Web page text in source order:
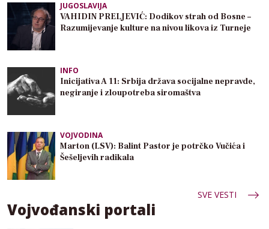
JUGOSLAVIJA
VAHIDIN PRELJEVIĆ: Dodikov strah od Bosne –
Razumijevanje kulture na nivou likova iz Turneje
INFO
Inicijativa A 11: Srbija država socijalne nepravde,
negiranje i zloupotreba siromaštva
VOJVODINA
Marton (LSV): Balint Pastor je potrčko Vučića i
Šešeljevih radikala
SVE VESTI
Vojvođanski portali